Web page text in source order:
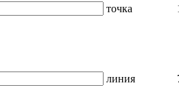
точка
линия